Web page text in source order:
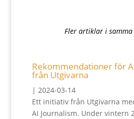
Fler artiklar i
Rekommendationer för
från Utgivarna
| 2024-03-14
Ett initiativ från Utgivarna
AI Journalism. Under vintern